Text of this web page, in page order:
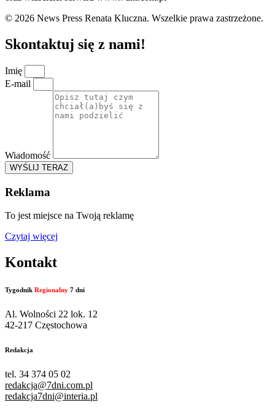
© 2026 News Press Renata Kluczna. Wszelkie prawa zastrzeżone.
Skontaktuj się z nami!
Imię
E-mail
Wiadomość
WYŚLIJ TERAZ
Reklama
To jest miejsce na Twoją reklamę
Czytaj więcej
Kontakt
Tygodnik Regionalny 7 dni
Al. Wolności 22 lok. 12
42-217 Częstochowa
Redakcja
tel. 34 374 05 02
redakcja@7dni.com.pl
redakcja7dni@interia.pl